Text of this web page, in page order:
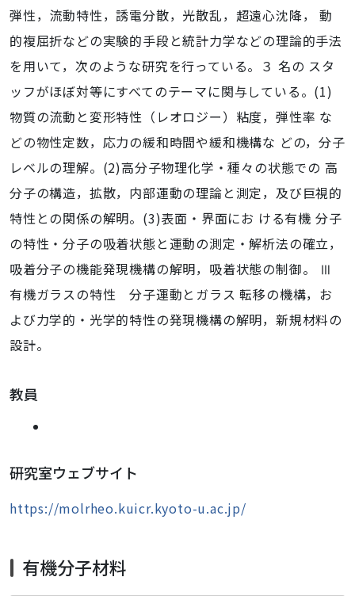
弾性，流動特性，誘電分散，光散乱，超遠心沈降， 動
的複屈折などの実験的手段と統計力学などの理論的手法
を用いて，次のような研究を行っている。３ 名の スタ
ッフがほぼ対等にすべてのテーマに関与している。(1)
物質の流動と変形特性（レオロジー）粘度，弾性率 な
どの物性定数，応力の緩和時間や緩和機構な どの，分子
レベルの理解。(2)高分子物理化学・種々の状態での 高
分子の構造，拡散，内部運動の理論と測定，及び巨視的
特性との関係の解明。(3)表面・界面にお ける有機 分子
の特性・分子の吸着状態と運動の測定・解析法の確立，
吸着分子の機能発現機構の解明，吸着状態の制御。 Ⅲ
有機ガラスの特性 分子運動とガラス 転移の機構，お
よび力学的・光学的特性の発現機構の解明，新規材料の
設計。
教員
研究室ウェブサイト
https://molrheo.kuicr.kyoto-u.ac.jp/
有機分子材料